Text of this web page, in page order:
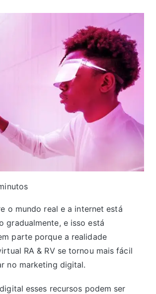
o mundo real e a internet está
gradualmente, e isso está
parte porque a realidade
RA & RV se tornou mais fácil
no marketing digital.
esses recursos podem ser